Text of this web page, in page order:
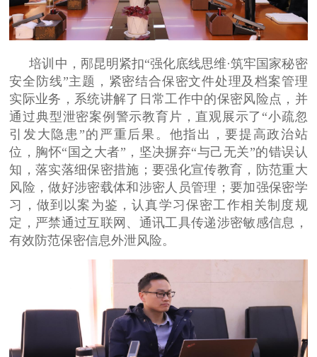
培训中，邴昆明紧扣“强化底线思维·筑牢国家秘密
安全防线”主题，紧密结合保密文件处理及档案管理
实际业务，系统讲解了日常工作中的保密风险点，并
通过典型泄密案例警示教育片，直观展示了“小疏忽
引发大隐患”的严重后果。他指出，要提高政治站
位，胸怀“国之大者”，坚决摒弃“与己无关”的错误认
知，落实落细保密措施；要强化宣传教育，防范重大
风险，做好涉密载体和涉密人员管理；要加强保密学
习，做到以案为鉴，认真学习保密工作相关制度规
定，严禁通过互联网、通讯工具传递涉密敏感信息，
有效防范保密信息外泄风险。